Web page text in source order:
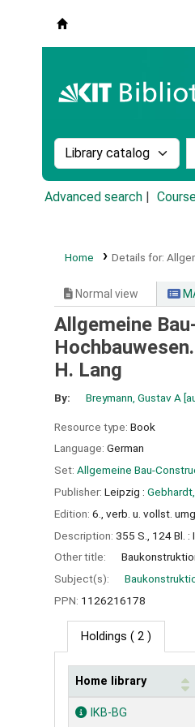
Search the catalog
Advanced search
Home Details for:
Normal view
Allgemeine
H. Lang
By: Breymann, Gustav A
Resource type: Book
Language: German
Set: Allgemeine Bau-
Publisher: Leipzig : Gebhardt,
Edition: 6., verb. u. vollst.
Description: 355 S., 124 Bl. :
Other title:
Subject(s):
PPN: 1126216178
Holdings ( 2 )
Holdings
Home library
IKB-BG